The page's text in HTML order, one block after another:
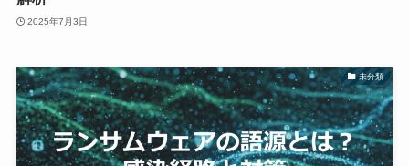
2025年7月3日
未分類